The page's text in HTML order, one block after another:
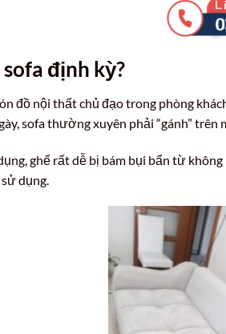
định kỳ?
đồ nội thất chủ đạo trong phòng
sofa thường xuyên phải “gánh”
ghế rất dễ bị bám bụi bẩn từ
dụng.